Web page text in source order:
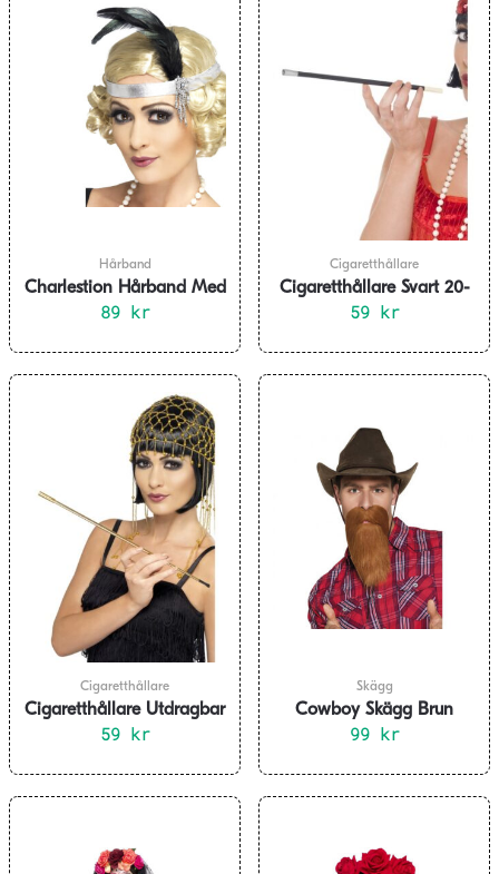
Hårband
Charlestion Hårband Med
Fjäder
89 kr
Cigaretthållare
Cigaretthållare Svart 20-
tal
59 kr
Cigaretthållare
Cigaretthållare Utdragbar
Guld 20-tal
59 kr
Skägg
Cowboy Skägg Brun
99 kr